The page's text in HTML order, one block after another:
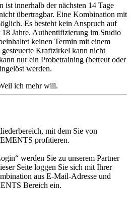
ist innerhalb der nächsten 14 Tage
übertragbar. Eine Kombination mit
Es besteht kein Anspruch auf
Jahre. Authentifizierung im Studio
keinen Termin mit einem
Kraftzirkel kann nicht
nur ein Probetraining (betreut oder
werden.
ich mehr will.
mit dem Sie von
profitieren.
werden Sie zu unserem Partner
Seite loggen Sie sich mit Ihrer
aus E-Mail-Adresse und
Bereich ein.